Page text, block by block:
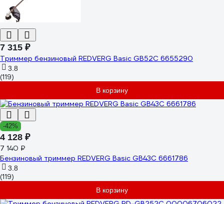
7 315 ₽
Триммер бензиновый REDVERG Basic GB52C 6655290
3.8
(119)
В корзину
-42%
4 128 ₽
7 140 ₽
Бензиновый триммер REDVERG Basic GB43C 6661786
3.8
(119)
В корзину